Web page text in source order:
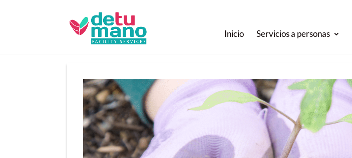
Inicio Servicios a personas